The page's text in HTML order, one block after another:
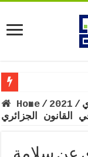
Home / 2021 /
الجزائري